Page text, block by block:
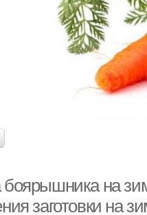
боярышника на
заготовки на